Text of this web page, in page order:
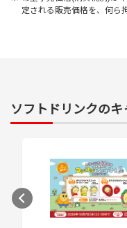
定される販売価格を、何ら
ソフトドリンクのキ